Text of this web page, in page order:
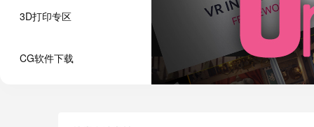
3D打印专区
CG软件下载